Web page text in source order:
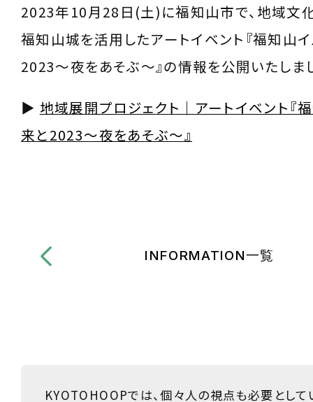
2023年10月28日(土)に福知山市で、地域文
福知山城を活用したアートイベント『福知山
2023～夜をあそぶ～』の情報を公開いたしま
▶ 地域展開プロジェクト｜アートイベント『
来と2023～夜をあそぶ～』
INFORMATION一覧
KYOTOHOOPでは、個々人の視点も必要として